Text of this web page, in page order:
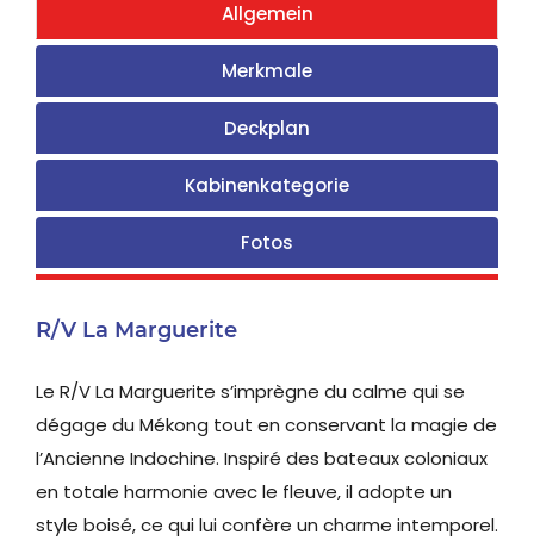
Allgemein
Merkmale
Deckplan
Kabinenkategorie
Fotos
R/V La Marguerite
Le R/V La Marguerite s’imprègne du calme qui se
dégage du Mékong tout en conservant la magie de
l’Ancienne Indochine. Inspiré des bateaux coloniaux
en totale harmonie avec le fleuve, il adopte un
style boisé, ce qui lui confère un charme intemporel.